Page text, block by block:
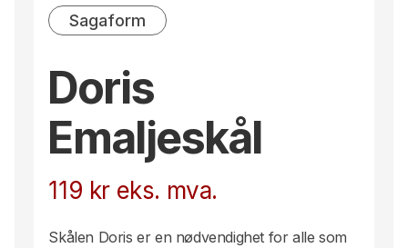
Sagaform
Doris
Emaljeskål
119 kr eks. mva.
Skålen Doris er en nødvendighet for alle som